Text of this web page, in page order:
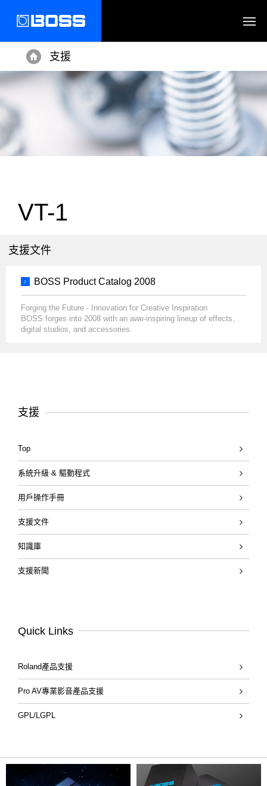
Home
支援
VT-1
支援文件
BOSS Product Catalog 2008
Forging the Future - Innovation for Creative Inspiration
BOSS forges into 2008 with an awe-inspiring lineup of effects,
digital studios, and accessories.
支援
Top
系統升級 & 驅動程式
用戶操作手冊
支援文件
知識庫
支援新聞
Quick Links
Roland產品支援
Pro AV專業影音產品支援
GPL/LGPL